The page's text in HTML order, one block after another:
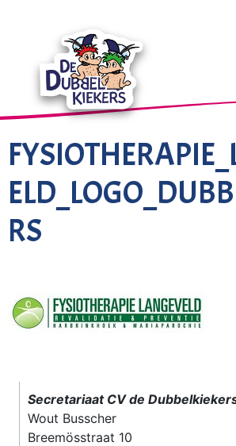
RS
Secretariaat CV de
Wout Busscher
Breemösstraat 10